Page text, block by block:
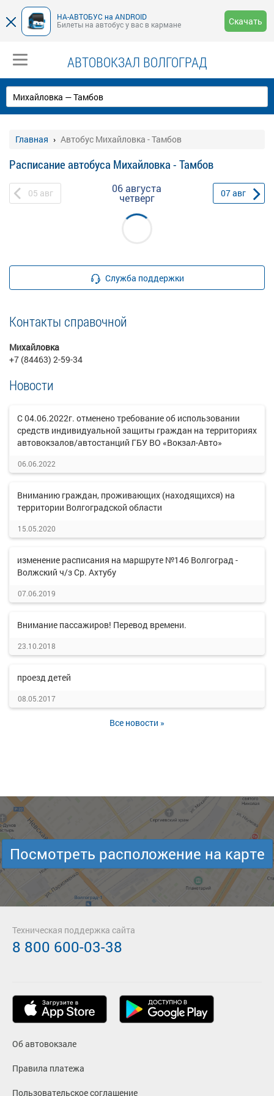
НА-АВТОБУС на ANDROID
Билеты на автобус у вас в кармане
Скачать
АВТОВОКЗАЛ ВОЛГОГРАД
Главная Автобус Михайловка - Тамбов
Расписание автобуса Михайловка - Тамбов
05 авг 06 августа
четверг 07авг
Служба поддержки
Контакты справочной
Михайловка
+7 (84463) 2-59-34
Новости
С 04.06.2022г. отменено требование об использовании
средств индивидуальной защиты граждан на территориях
автовокзалов/автостанций ГБУ ВО «Вокзал-Авто»
06.06.2022
Вниманию граждан, проживающих (находящихся) на
территории Волгоградской области
15.05.2020
изменение расписания на маршруте №146 Волгоград -
Волжский ч/з Ср. Ахтубу
07.06.2019
Внимание пассажиров! Перевод времени.
23.10.2018
проезд детей
08.05.2017
Все новости »
Посмотреть расположение на карте
Об автовокзале
Правила платежа
Пользовательское соглашение
Техническая поддержка сайта
8 800 600-03-38